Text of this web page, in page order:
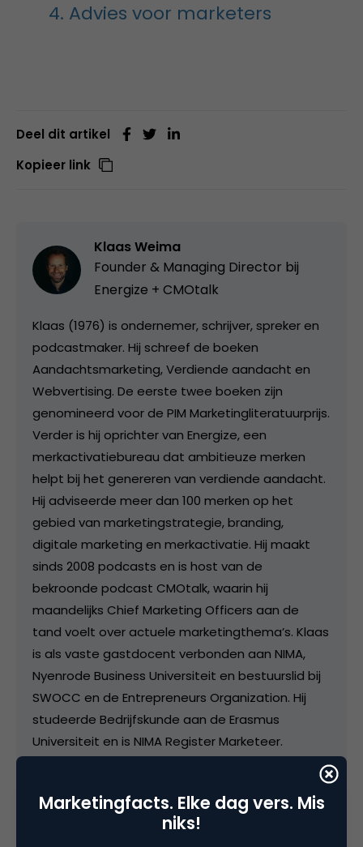
4. Advies voor marketers
Deel dit artikel
Kopieer link
Klaas Weima
Founder & Managing Director bij
Energize + CMOtalk
Klaas (1976) is ondernemer, schrijver, spreker en
podcastmaker. Hij schreef de boeken
Aandachtsmarketing, Verdiende aandacht en
Webvertising. De eerste twee boeken zijn
genomineerd voor de PIM Marketingliteratuurprijs.
Verder is hij oprichter van Energize, een
merkactivatiebureau dat ambitieuze merken
helpt bij het genereren van verdiende aandacht.
Hij adviseerde meer dan 100 merken op het
gebied van marketingstrategie, branding,
digitale marketing en merkactivatie. Hij maakt
sinds 2008 podcasts en is host van de
bekroonde podcast CMOtalk, waarin hij
maandelijks Chief Marketing Officers aan de
tand voelt over actuele marketingthema’s. Klaas
is als vaste gastdocent verbonden aan NIMA,
Nyenrode Business Universiteit en bestuurslid bij
SWOCC en de Entrepreneurs Organization. Hij
studeerde Bedrijfskunde aan de Erasmus
Universiteit en is NIMA Register Marketeer.
Marketingfacts. Elke dag vers. Mis
niks!